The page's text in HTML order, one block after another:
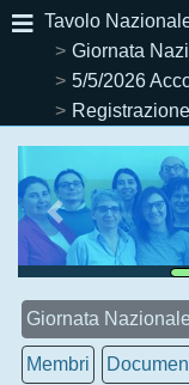
Tavolo
Giornata
5/5/2026
Registrazione
Giornata
Membri